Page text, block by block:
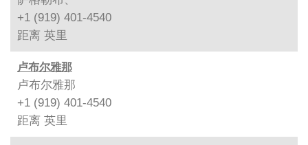
+1 (919) 401-4540
距离 英里
卢布尔雅那
卢布尔雅那
+1 (919) 401-4540
距离 英里